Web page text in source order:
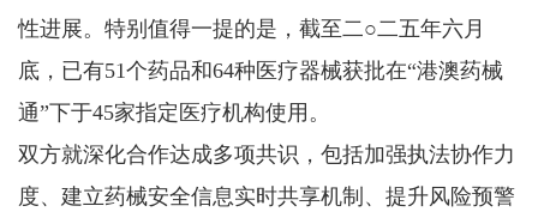
性进展。特别值得一提的是，截至二○二五年六月
底，已有51个药品和64种医疗器械获批在“港澳药械
通”下于45家指定医疗机构使用。
双方就深化合作达成多项共识，包括加强执法协作力
度、建立药械安全信息实时共享机制、提升风险预警